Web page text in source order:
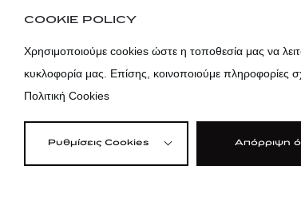
COOKIE POLICY
Χρησιμοποιούμε cookies ώστε η τοποθεσία μας να
κυκλοφορία μας. Επίσης, κοινοποιούμε πληροφορίες
Πολιτική Cookies
Ρυθμίσεις Cookies Απόρριψη